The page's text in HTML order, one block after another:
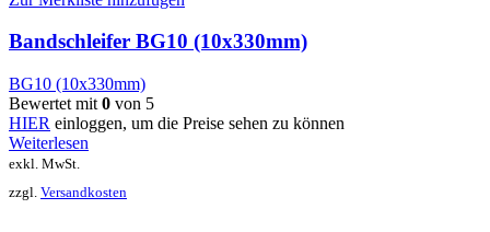
Bandschleifer BG10 (10x330mm)
BG10 (10x330mm)
Bewertet mit 0 von 5
HIER einloggen, um die Preise sehen zu können
Weiterlesen
exkl. MwSt.
zzgl. Versandkosten